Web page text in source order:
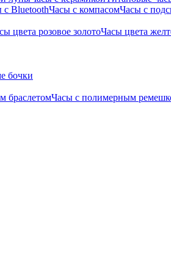
с BluetoothЧасы с компасомЧасы с
цвета розовое золотоЧасы цвета
бочки
браслетомЧасы с полимерным